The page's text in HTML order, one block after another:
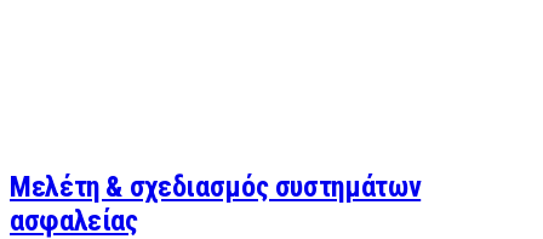
Μελέτη & σχεδιασμός συστημάτων
ασφαλείας